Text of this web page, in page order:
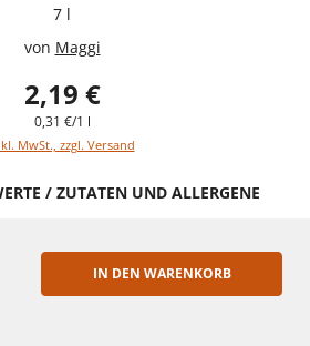
7 l
von Maggi
2,19 €
0,31 €/1 l
MwSt., zzgl. Versand
/ ZUTATEN UND ALLERGENE
IN DEN WARENKORB